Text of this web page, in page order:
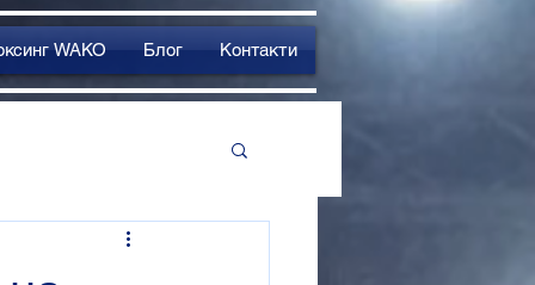
WAKO Блог Контакти